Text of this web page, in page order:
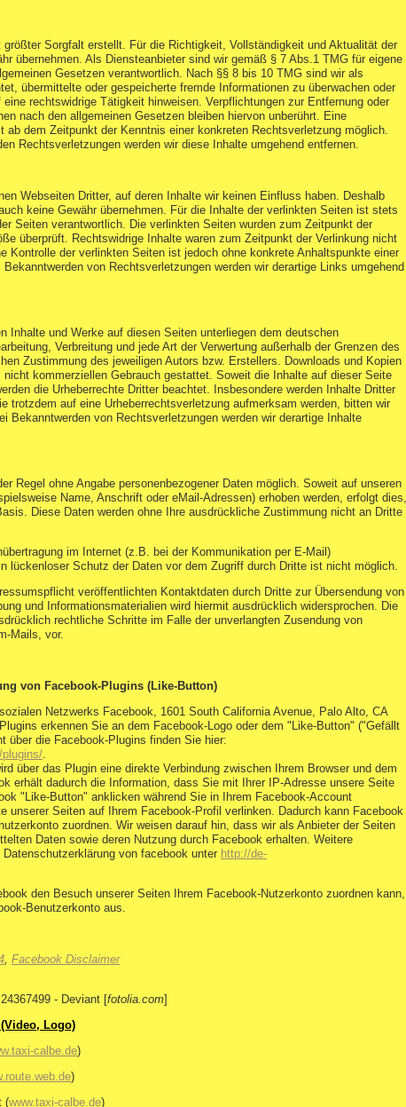
größter Sorgfalt erstellt. Für die Richtigkeit, Vollständigkeit und Aktualität der
übernehmen. Als Diensteanbieter sind wir gemäß § 7 Abs.1 TMG für eigene
Gesetzen verantwortlich. Nach §§ 8 bis 10 TMG sind wir als
übermittelte oder gespeicherte fremde Informationen zu überwachen oder
rechtswidrige Tätigkeit hinweisen. Verpflichtungen zur Entfernung oder
nach den allgemeinen Gesetzen bleiben hiervon unberührt. Eine
ab dem Zeitpunkt der Kenntnis einer konkreten Rechtsverletzung möglich.
Rechtsverletzungen werden wir diese Inhalte umgehend entfernen.
Webseiten Dritter, auf deren Inhalte wir keinen Einfluss haben. Deshalb
keine Gewähr übernehmen. Für die Inhalte der verlinkten Seiten ist stets
Seiten verantwortlich. Die verlinkten Seiten wurden zum Zeitpunkt der
überprüft. Rechtswidrige Inhalte waren zum Zeitpunkt der Verlinkung nicht
Kontrolle der verlinkten Seiten ist jedoch ohne konkrete Anhaltspunkte einer
von Rechtsverletzungen werden wir derartige Links umgehend
Inhalte und Werke auf diesen Seiten unterliegen dem deutschen
Verbreitung und jede Art der Verwertung außerhalb der Grenzen des
Zustimmung des jeweiligen Autors bzw. Erstellers. Downloads und Kopien
kommerziellen Gebrauch gestattet. Soweit die Inhalte auf dieser Seite
die Urheberrechte Dritter beachtet. Insbesondere werden Inhalte Dritter
trotzdem auf eine Urheberrechtsverletzung aufmerksam werden, bitten wir
Bekanntwerden von Rechtsverletzungen werden wir derartige Inhalte
Regel ohne Angabe personenbezogener Daten möglich. Soweit auf unseren
Name, Anschrift oder eMail-Adressen) erhoben werden, erfolgt dies,
Diese Daten werden ohne Ihre ausdrückliche Zustimmung nicht an Dritte
im Internet (z.B. bei der Kommunikation per E-Mail)
lückenloser Schutz der Daten vor dem Zugriff durch Dritte ist nicht möglich.
veröffentlichten Kontaktdaten durch Dritte zur Übersendung von
und Informationsmaterialien wird hiermit ausdrücklich widersprochen. Die
rechtliche Schritte im Falle der unverlangten Zusendung von
Mails, vor.
von Facebook-Plugins (Like-Button)
Netzwerks Facebook, 1601 South California Avenue, Palo Alto, CA
erkennen Sie an dem Facebook-Logo oder dem "Like-Button" ("Gefällt
über die Facebook-Plugins finden Sie hier:
.
über das Plugin eine direkte Verbindung zwischen Ihrem Browser und dem
erhält dadurch die Information, dass Sie mit Ihrer IP-Adresse unsere Seite
"Like-Button" anklicken während Sie in Ihrem Facebook-Account
unserer Seiten auf Ihrem Facebook-Profil verlinken. Dadurch kann Facebook
zuordnen. Wir weisen darauf hin, dass wir als Anbieter der Seiten
Daten sowie deren Nutzung durch Facebook erhalten. Weitere
von facebook unter http://de-
den Besuch unserer Seiten Ihrem Facebook-Nutzerkonto zuordnen kann,
Benutzerkonto aus.
, Facebook Disclaimer
- Deviant [fotolia.com]
Logo)
calbe.de)
)
(www.taxi-calbe.de)